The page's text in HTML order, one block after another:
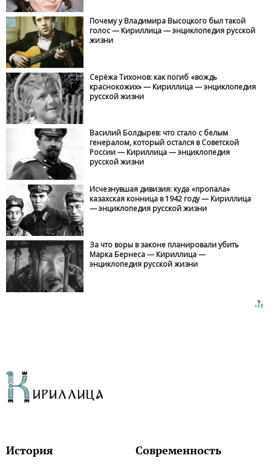
Почему у Владимира Высоцкого был такой
голос — Кириллица — энциклопедия русской
жизни
Серёжа Тихонов: как погиб «вождь
краснокожих» — Кириллица — энциклопедия
русской жизни
Василий Болдырев: что стало с белым
генералом, который остался в Советской
России — Кириллица — энциклопедия
русской жизни
Исчезнувшая дивизия: куда «пропала»
казахская конница в 1942 году — Кириллица
— энциклопедия русской жизни
За что воры в законе планировали убить
Марка Бернеса — Кириллица —
энциклопедия русской жизни
История Современность